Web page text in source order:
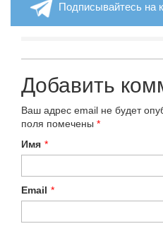
Подписывайтесь на
Добавить
Ваш адрес email не будет
поля помечены *
Имя *
Email *